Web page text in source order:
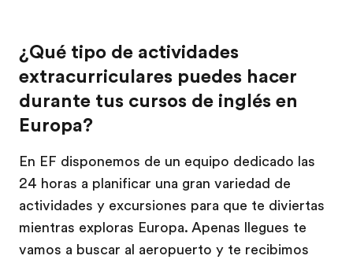
¿Qué tipo de actividades
extracurriculares puedes hacer
durante tus cursos de inglés en
Europa?
En EF disponemos de un equipo dedicado las
24 horas a planificar una gran variedad de
actividades y excursiones para que te diviertas
mientras exploras Europa. Apenas llegues te
vamos a buscar al aeropuerto y te recibimos